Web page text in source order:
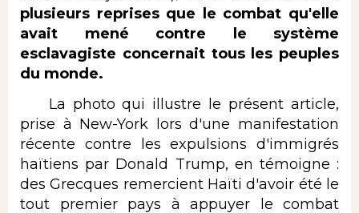
plusieurs reprises que le combat qu'elle
avait mené contre le système
esclavagiste concernait tous les peuples
du monde.
La photo qui illustre le présent article,
prise à New-York lors d'une manifestation
récente contre les expulsions d'immigrés
haïtiens par Donald Trump, en témoigne :
des Grecques remercient Haïti d'avoir été le
tout premier pays à appuyer le combat